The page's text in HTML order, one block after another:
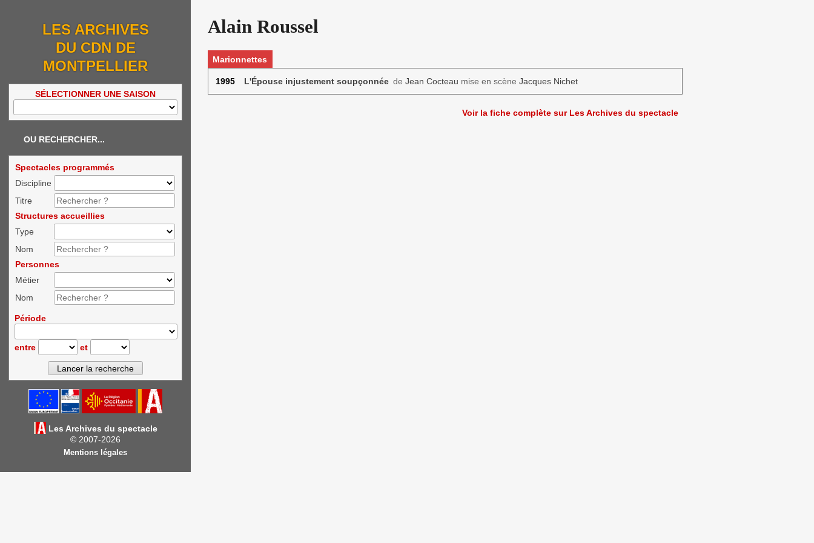
LES ARCHIVES
DU CDN DE
MONTPELLIER
SÉLECTIONNER UNE SAISON
OU RECHERCHER...
Spectacles programmés
Discipline
Titre
Structures accueillies
Type
Nom
Personnes
Métier
Nom
Période
entre et
Les Archives du spectacle
© 2007-2026
Mentions légales
Alain Roussel
Marionnettes
1995 L'Épouse injustement soupçonnéede Jean Cocteau mise en scène Jacques Nichet
Voir la fiche complète sur Les Archives du spectacle